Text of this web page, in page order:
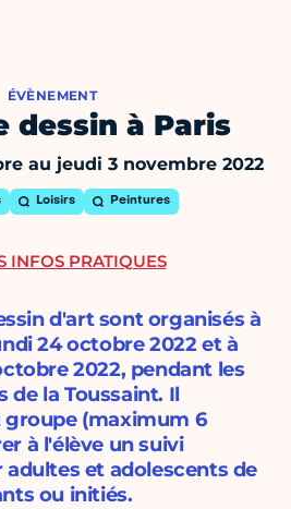
ÉVÈNEMENT
dessin à Paris
au jeudi 3 novembre 2022
Loisirs Peintures
d'art sont organisés à
24 octobre 2022 et à
2022, pendant les
de la Toussaint. Il
(maximum 6
à l'élève un suivi
adultes et adolescents de
ou initiés.
INFOS PRATIQUES